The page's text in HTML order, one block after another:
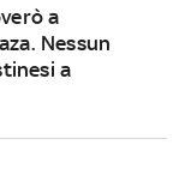
a
Nessun
a